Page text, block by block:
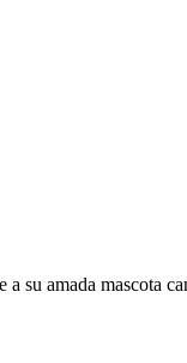
amada mascota